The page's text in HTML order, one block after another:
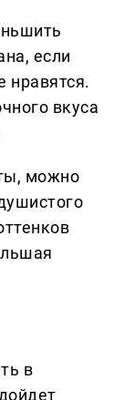
если
нравятся.
вкуса
можно
в